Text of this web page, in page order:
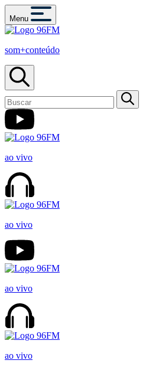
Menu
som+conteúdo
ao vivo
ao vivo
ao vivo
ao vivo